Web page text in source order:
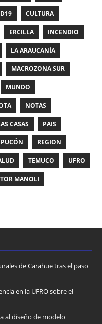
CULTURA
ERCILLA INCENDIO
LA ARAUCANÍA
MACROZONA SUR
MUNDO
NOTAS
CASAS PAIS
PUCÓN REGION
TEMUCO UFRO
MANOLI
de Carahue tras el paso
en la UFRO sobre el
al diseño de modelo